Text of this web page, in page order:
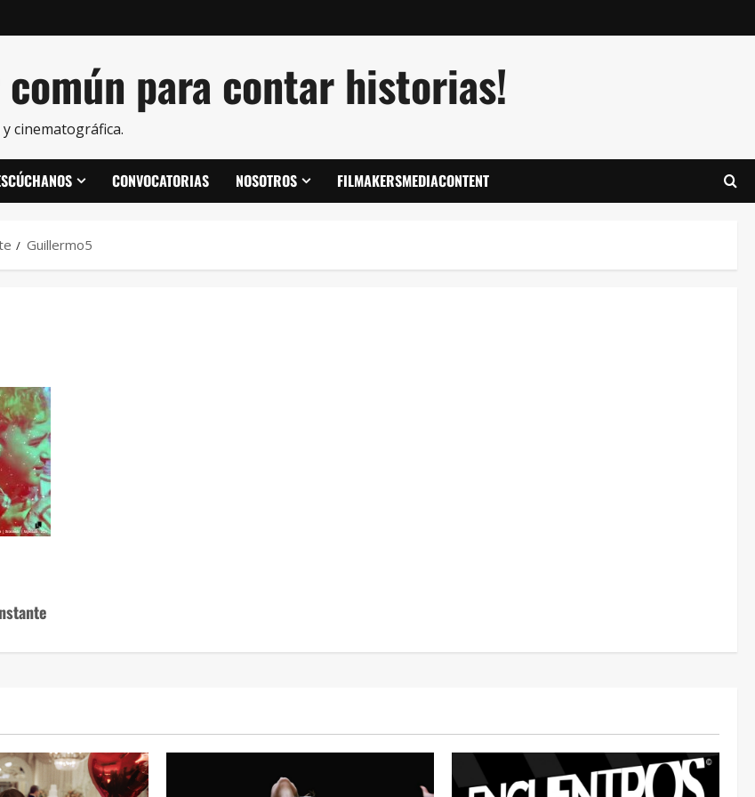
para contar historias!
cinematográfica.
CONVOCATORIAS NOSOTROS FILMAKERSMEDIACONTENT
Guillermo5